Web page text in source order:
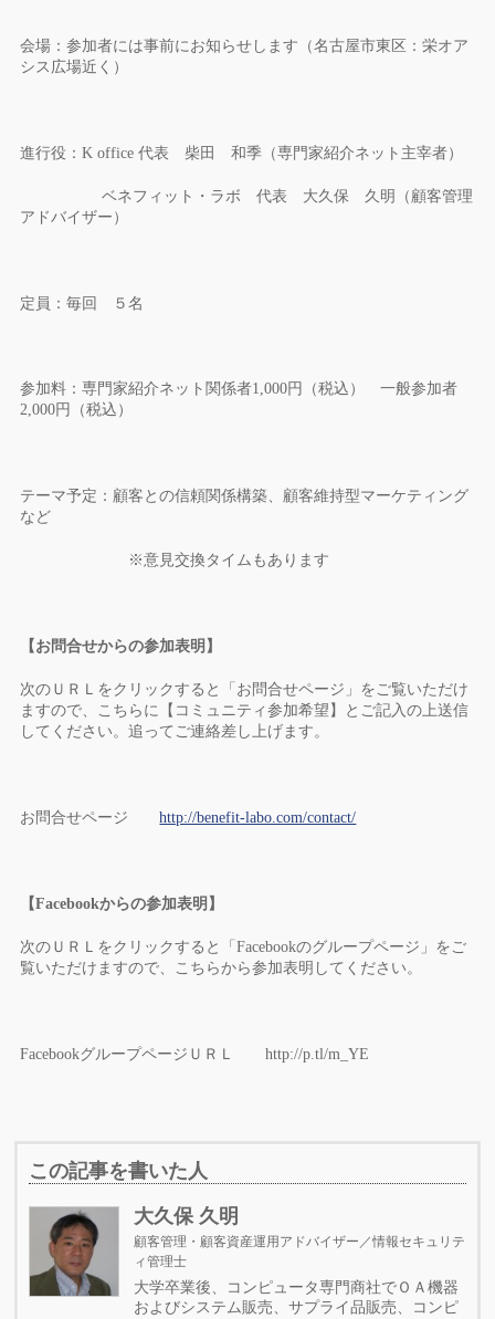
会場：参加者には事前にお知らせします（名古屋市東区：栄オア
シス広場近く）
進行役：K office代表 柴田 和季（専門家紹介ネット主宰者）
ベネフィット・ラボ 代表 大久保 久明（顧客管理
アドバイザー）
定員：毎回 ５名
参加料：専門家紹介ネット関係者1,000円（税込） 一般参加者
2,000円（税込）
テーマ予定：顧客との信頼関係構築、顧客維持型マーケティング
など
※意見交換タイムもあります
【お問合せからの参加表明】
次のＵＲＬをクリックすると「お問合せページ」をご覧いただけ
ますので、こちらに【コミュニティ参加希望】とご記入の上送信
してください。追ってご連絡差し上げます。
お問合せページhttp://benefit-labo.com/contact/
【Facebookからの参加表明】
次のＵＲＬをクリックすると「Facebookのグループページ」をご
覧いただけますので、こちらから参加表明してください。
FacebookグループページＵＲＬhttp://p.tl/m_YE
この記事を書いた人
大久保 久明
顧客管理・顧客資産運用アドバイザー／情報セキュリテ
ィ管理士
大学卒業後、コンピュータ専門商社でＯＡ機器
およびシステム販売、サプライ品販売、コンピ